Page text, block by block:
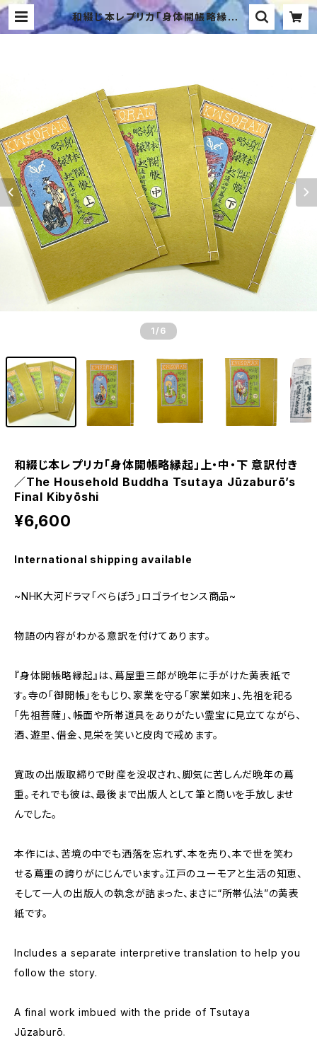
和綴じ本レプリカ「身体開帳略縁起」
上・中・下 意訳付き／The Househo
1 /6
和綴じ本レプリカ「身体開帳略縁起」上・中・下 意訳付き
／The Household Buddha Tsutaya Jūzaburō’s
Final Kibyōshi
¥6,600
International shipping available
~NHK大河ドラマ「べらぼう」ロゴライセンス商品~
物語の内容がわかる意訳を付けてあります。
『身体開帳略縁起』は、蔦屋重三郎が晩年に手がけた黄表紙で
す。寺の「御開帳」をもじり、家業を守る「家業如来」、先祖を祀る
「先祖菩薩」、帳面や所帯道具をありがたい霊宝に見立てながら、
酒、遊里、借金、見栄を笑いと皮肉で戒めます。
寛政の出版取締りで財産を没収され、脚気に苦しんだ晩年の蔦
重。それでも彼は、最後まで出版人として筆と商いを手放しませ
んでした。
本作には、苦境の中でも洒落を忘れず、本を売り、本で世を笑わ
せる蔦重の誇りがにじんでいます。江戸のユーモアと生活の知恵、
そして一人の出版人の執念が詰まった、まさに“所帯仏法”の黄表
紙です。
Includes a separate interpretive translation to help you
follow the story.
A final work imbued with the pride of Tsutaya
Jūzaburō.